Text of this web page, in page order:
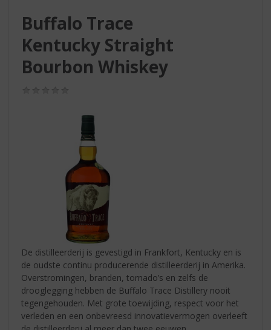
Buffalo Trace
Kentucky Straight
Bourbon Whiskey
De distilleerderij is gevestigd in Frankfort, Kentucky en is
de oudste continu producerende distilleerderij in Amerika.
Overstromingen, branden, tornado’s en zelfs de
drooglegging hebben de Buffalo Trace Distillery nooit
tegengehouden. Met grote toewijding, respect voor het
verleden en een onbevreesd innovatievermogen overleeft